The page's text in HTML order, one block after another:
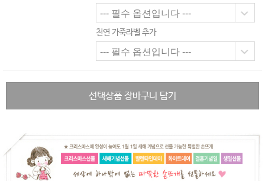
천연 가죽라벨 추가
선택상품 장바구니 담기